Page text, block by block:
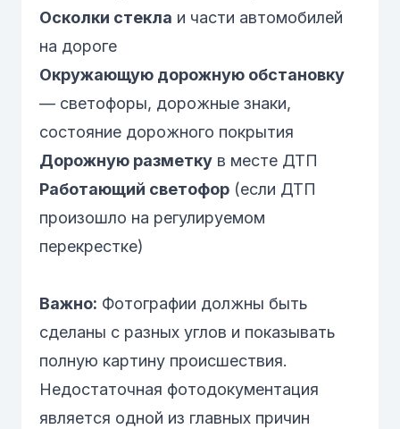
Осколки стекла и части автомобилей
на дороге
Окружающую дорожную обстановку
— светофоры, дорожные знаки,
состояние дорожного покрытия
Дорожную разметку в месте ДТП
Работающий светофор (если ДТП
произошло на регулируемом
перекрестке)
Важно: Фотографии должны быть
сделаны с разных углов и показывать
полную картину происшествия.
Недостаточная фотодокументация
является одной из главных причин